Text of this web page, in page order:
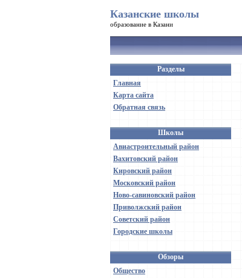
Казанские школы
образование в Казани
Разделы
Главная
Карта сайта
Обратная связь
Школы
Авиастроительный район
Вахитовский район
Кировский район
Московский район
Ново-савиновский район
Приволжский район
Советский район
Городские школы
Обзоры
Общество